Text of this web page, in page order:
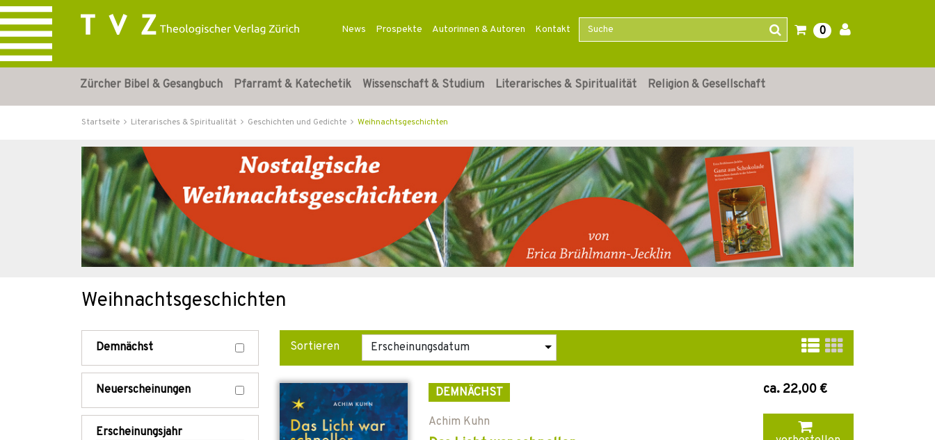
News Prospekte Autorinnen & Autoren Kontakt 0
Zürcher Bibel & Gesangbuch Pfarramt & Katechetik Wissenschaft & Studium Literarisches & Spiritualität Religion & Gesellschaft
Startseite Literarisches & Spiritualität Geschichten und Gedichte Weihnachtsgeschichten
Weihnachtsgeschichten
Demnächst
Neuerscheinungen
Erscheinungsjahr
Sortieren
DEMNÄCHST
Achim Kuhn
ca. 22,00 €